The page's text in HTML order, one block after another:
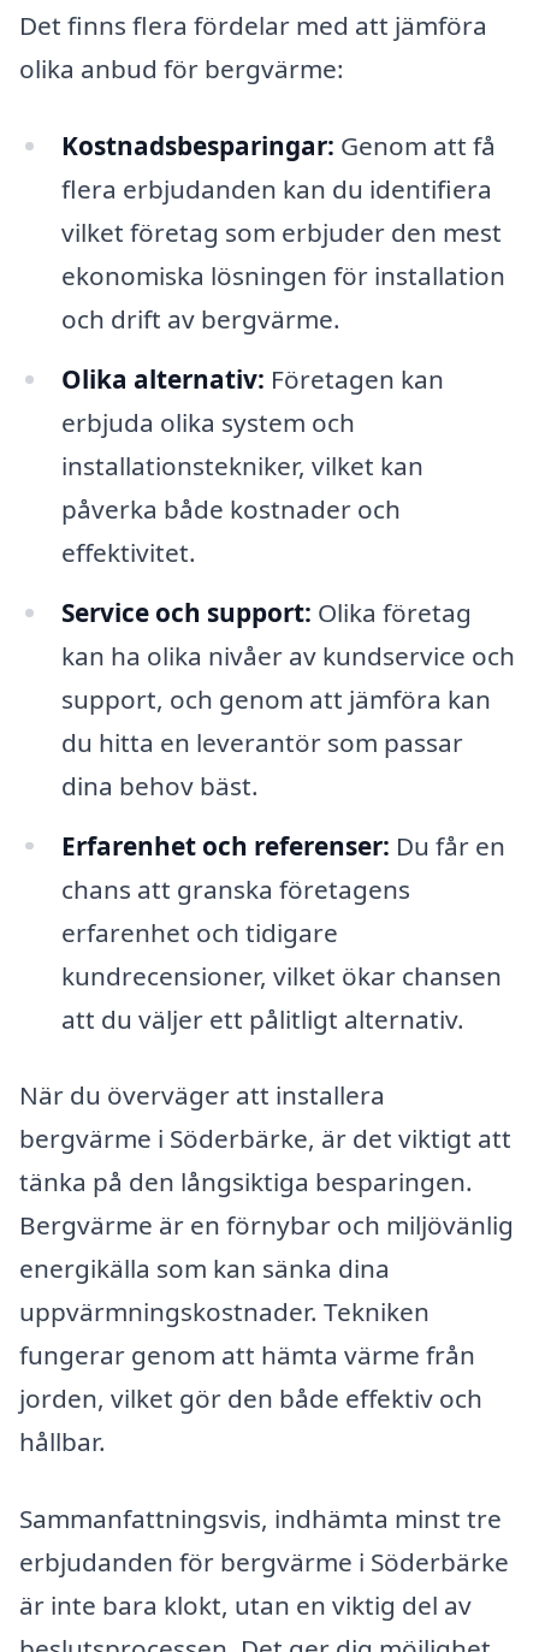
Det finns flera fördelar med att jämföra
olika anbud för bergvärme:
Kostnadsbesparingar: Genom att få
flera erbjudanden kan du identifiera
vilket företag som erbjuder den mest
ekonomiska lösningen för installation
och drift av bergvärme.
Olika alternativ: Företagen kan
erbjuda olika system och
installationstekniker, vilket kan
påverka både kostnader och
effektivitet.
Service och support: Olika företag
kan ha olika nivåer av kundservice och
support, och genom att jämföra kan
du hitta en leverantör som passar
dina behov bäst.
Erfarenhet och referenser: Du får en
chans att granska företagens
erfarenhet och tidigare
kundrecensioner, vilket ökar chansen
att du väljer ett pålitligt alternativ.
När du överväger att installera
bergvärme i Söderbärke, är det viktigt att
tänka på den långsiktiga besparingen.
Bergvärme är en förnybar och miljövänlig
energikälla som kan sänka dina
uppvärmningskostnader. Tekniken
fungerar genom att hämta värme från
jorden, vilket gör den både effektiv och
hållbar.
Sammanfattningsvis, indhämta minst tre
erbjudanden för bergvärme i Söderbärke
är inte bara klokt, utan en viktig del av